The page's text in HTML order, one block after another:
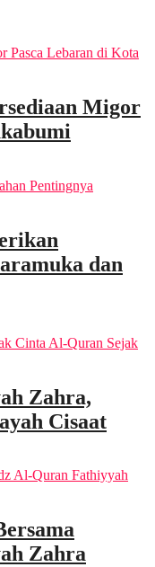
Migor
dan
Zahra,
Cisaat
Zahra